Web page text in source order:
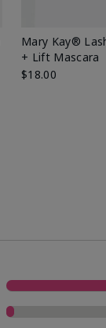
Mary Kay®
+ Lift Mascara
$18.00